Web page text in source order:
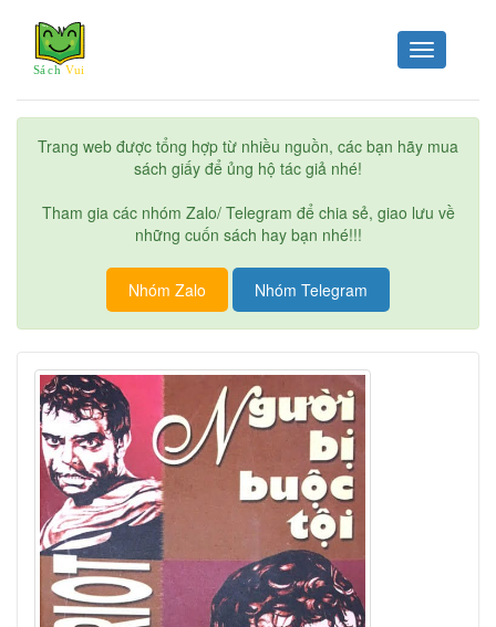
Toggle
navigation
Trang web được tổng hợp từ nhiều nguồn, các bạn hãy mua
sách giấy để ủng hộ tác giả nhé!
Tham gia các nhóm Zalo/ Telegram để chia sẻ, giao lưu về
những cuốn sách hay bạn nhé!!!
Nhóm Zalo Nhóm Telegram